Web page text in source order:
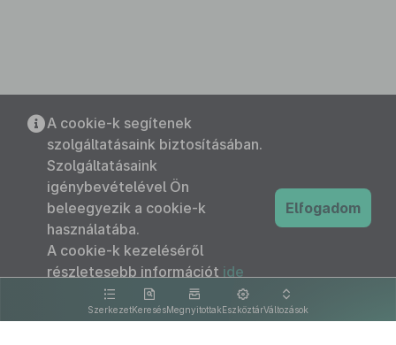
SzerkezetKeresésMegnyitottakEszköztárVáltozások
A cookie-k segítenek
szolgáltatásaink biztosításában.
Szolgáltatásaink
igénybevételével Ön
beleegyezik a cookie-k
használatába.
A cookie-k kezeléséről
részletesebb információt ide
kattintva olvashat.
Elfogadom